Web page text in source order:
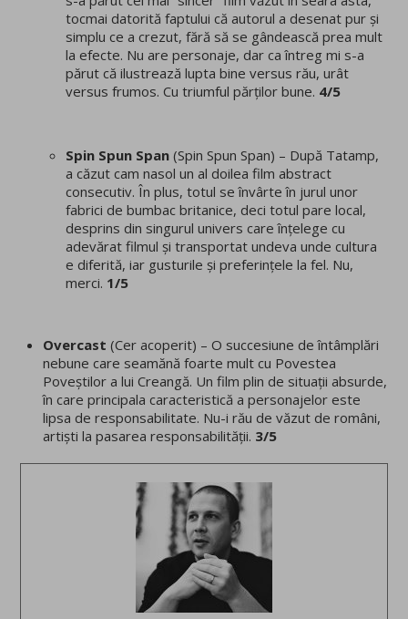
tocmai datorită faptului că autorul a desenat pur și
simplu ce a crezut, fără să se gândească prea mult
la efecte. Nu are personaje, dar ca întreg mi s-a
părut că ilustrează lupta bine versus rău, urât
versus frumos. Cu triumful părților bune. 4/5
Spin Spun Span (Spin Spun Span) – După Tatamp,
a căzut cam nasol un al doilea film abstract
consecutiv. În plus, totul se învârte în jurul unor
fabrici de bumbac britanice, deci totul pare local,
desprins din singurul univers care înțelege cu
adevărat filmul și transportat undeva unde cultura
e diferită, iar gusturile și preferințele la fel. Nu,
merci. 1/5
Overcast (Cer acoperit) – O succesiune de întâmplări
nebune care seamănă foarte mult cu Povestea
Poveștilor a lui Creangă. Un film plin de situații absurde,
în care principala caracteristică a personajelor este
lipsa de responsabilitate. Nu-i rău de văzut de români,
artiști la pasarea responsabilității. 3/5